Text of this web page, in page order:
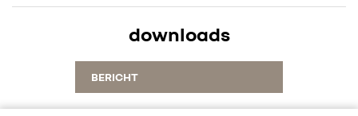
downloads
BERICHT